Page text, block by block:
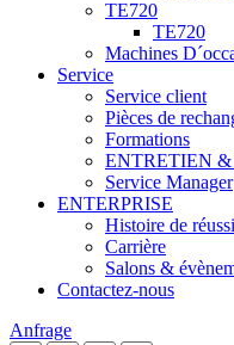
TE720
TE720
Machines
Service
Service client
Pièces de
Formations
ENTRETIEN
Service Manager
ENTERPRISE
Histoire de
Carrière
Salons &
Contactez-nous
Anfrage